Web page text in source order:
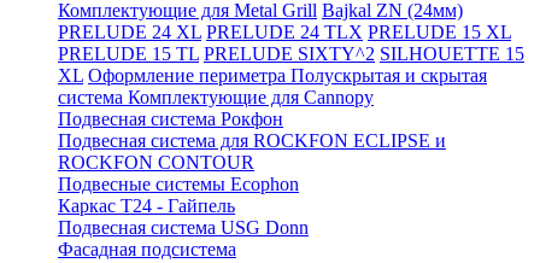
Комплектующие для Metal Grill Bajkal ZN (24мм)
PRELUDE 24 XL PRELUDE 24 TLX PRELUDE 15 XL
PRELUDE 15 TL PRELUDE SIXTY^2 SILHOUETTE 15
XL Оформление периметра Полускрытая и скрытая
система Комплектующие для Cannopy
Подвесная система Рокфон
Подвесная система для ROCKFON ECLIPSE и
ROCKFON CONTOUR
Подвесные системы Ecophon
Каркас Т24 - Гайпель
Подвесная система USG Donn
Фасадная подсистема